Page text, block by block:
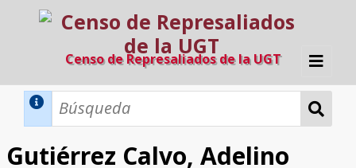
Censo de Represaliados de la UGT
Inicio
Gutiérrez Calvo, Adelino